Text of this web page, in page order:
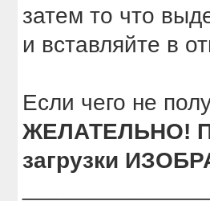
затем то что
и вставляйте в
Если чего не
ЖЕЛАТЕЛЬНО!
загрузки